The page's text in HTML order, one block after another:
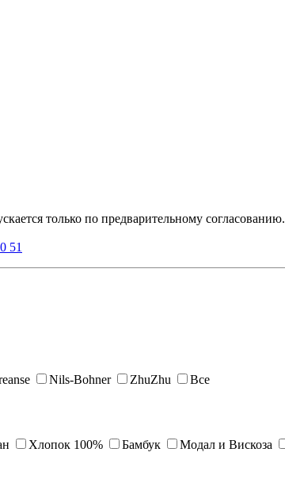
только по предварительному согласованию.
51
Nils-Bohner ZhuZhu Все
Хлопок 100% Бамбук Модал и Вискоза